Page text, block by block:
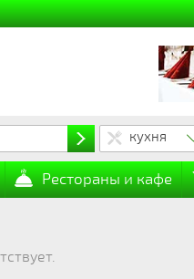
кухня
Рестораны и кафе